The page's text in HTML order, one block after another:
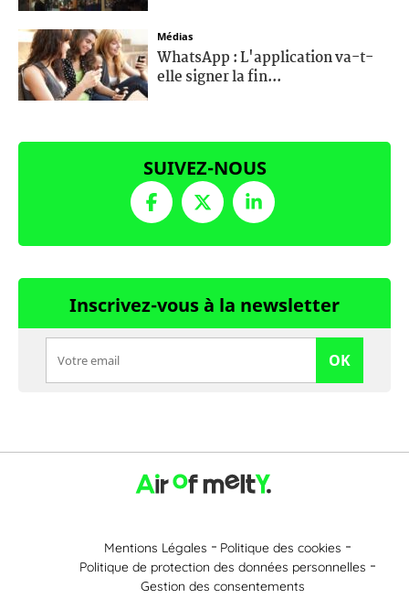
Médias
WhatsApp : L'application va-t-
elle signer la fin...
SUIVEZ-NOUS
Inscrivez-vous à la newsletter
OK
Mentions Légales
Politique des cookies
Politique de protection des données personnelles
Gestion des consentements